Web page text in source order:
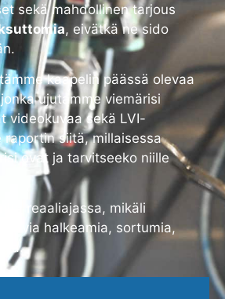
sekä mahdollinen tarjous
, eivätkä ne sido
kaapelin päässä olevaa
ujutamme viemärisi
videokuvaa sekä LVI-
raportin siitä, millaisessa
ovat ja tarvitseeko niille
reaaliajassa, mikäli
halkeamia, sortumia,